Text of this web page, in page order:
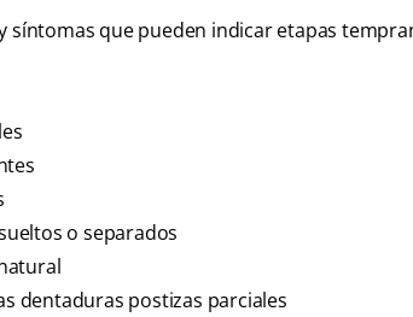
síntomas que pueden indicar etapas
o separados
dentaduras postizas parciales